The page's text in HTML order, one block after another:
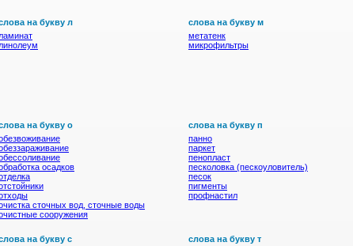
на букву л
ламинат
линолеум
слова на букву м
метатенк
микрофильтры
на букву о
осадков
сточных вод, сточные воды
сооружения
слова на букву п
панно
паркет
пенопласт
песколовка (пескоуловитель)
песок
пигменты
профнастил
на букву с
слова на букву т